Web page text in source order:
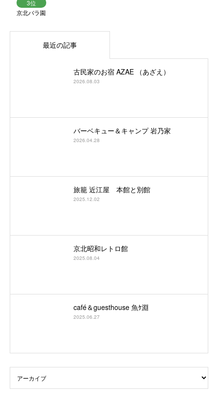
京北バラ園
最近の記事
古民家のお宿 AZAE （あざえ）
2026.08.03
バーベキュー＆キャンプ 岩乃家
2026.04.28
旅籠 近江屋 本館と別館
2025.12.02
京北昭和レトロ館
2025.08.04
café＆guesthouse 魚ｹ淵
2025.06.27